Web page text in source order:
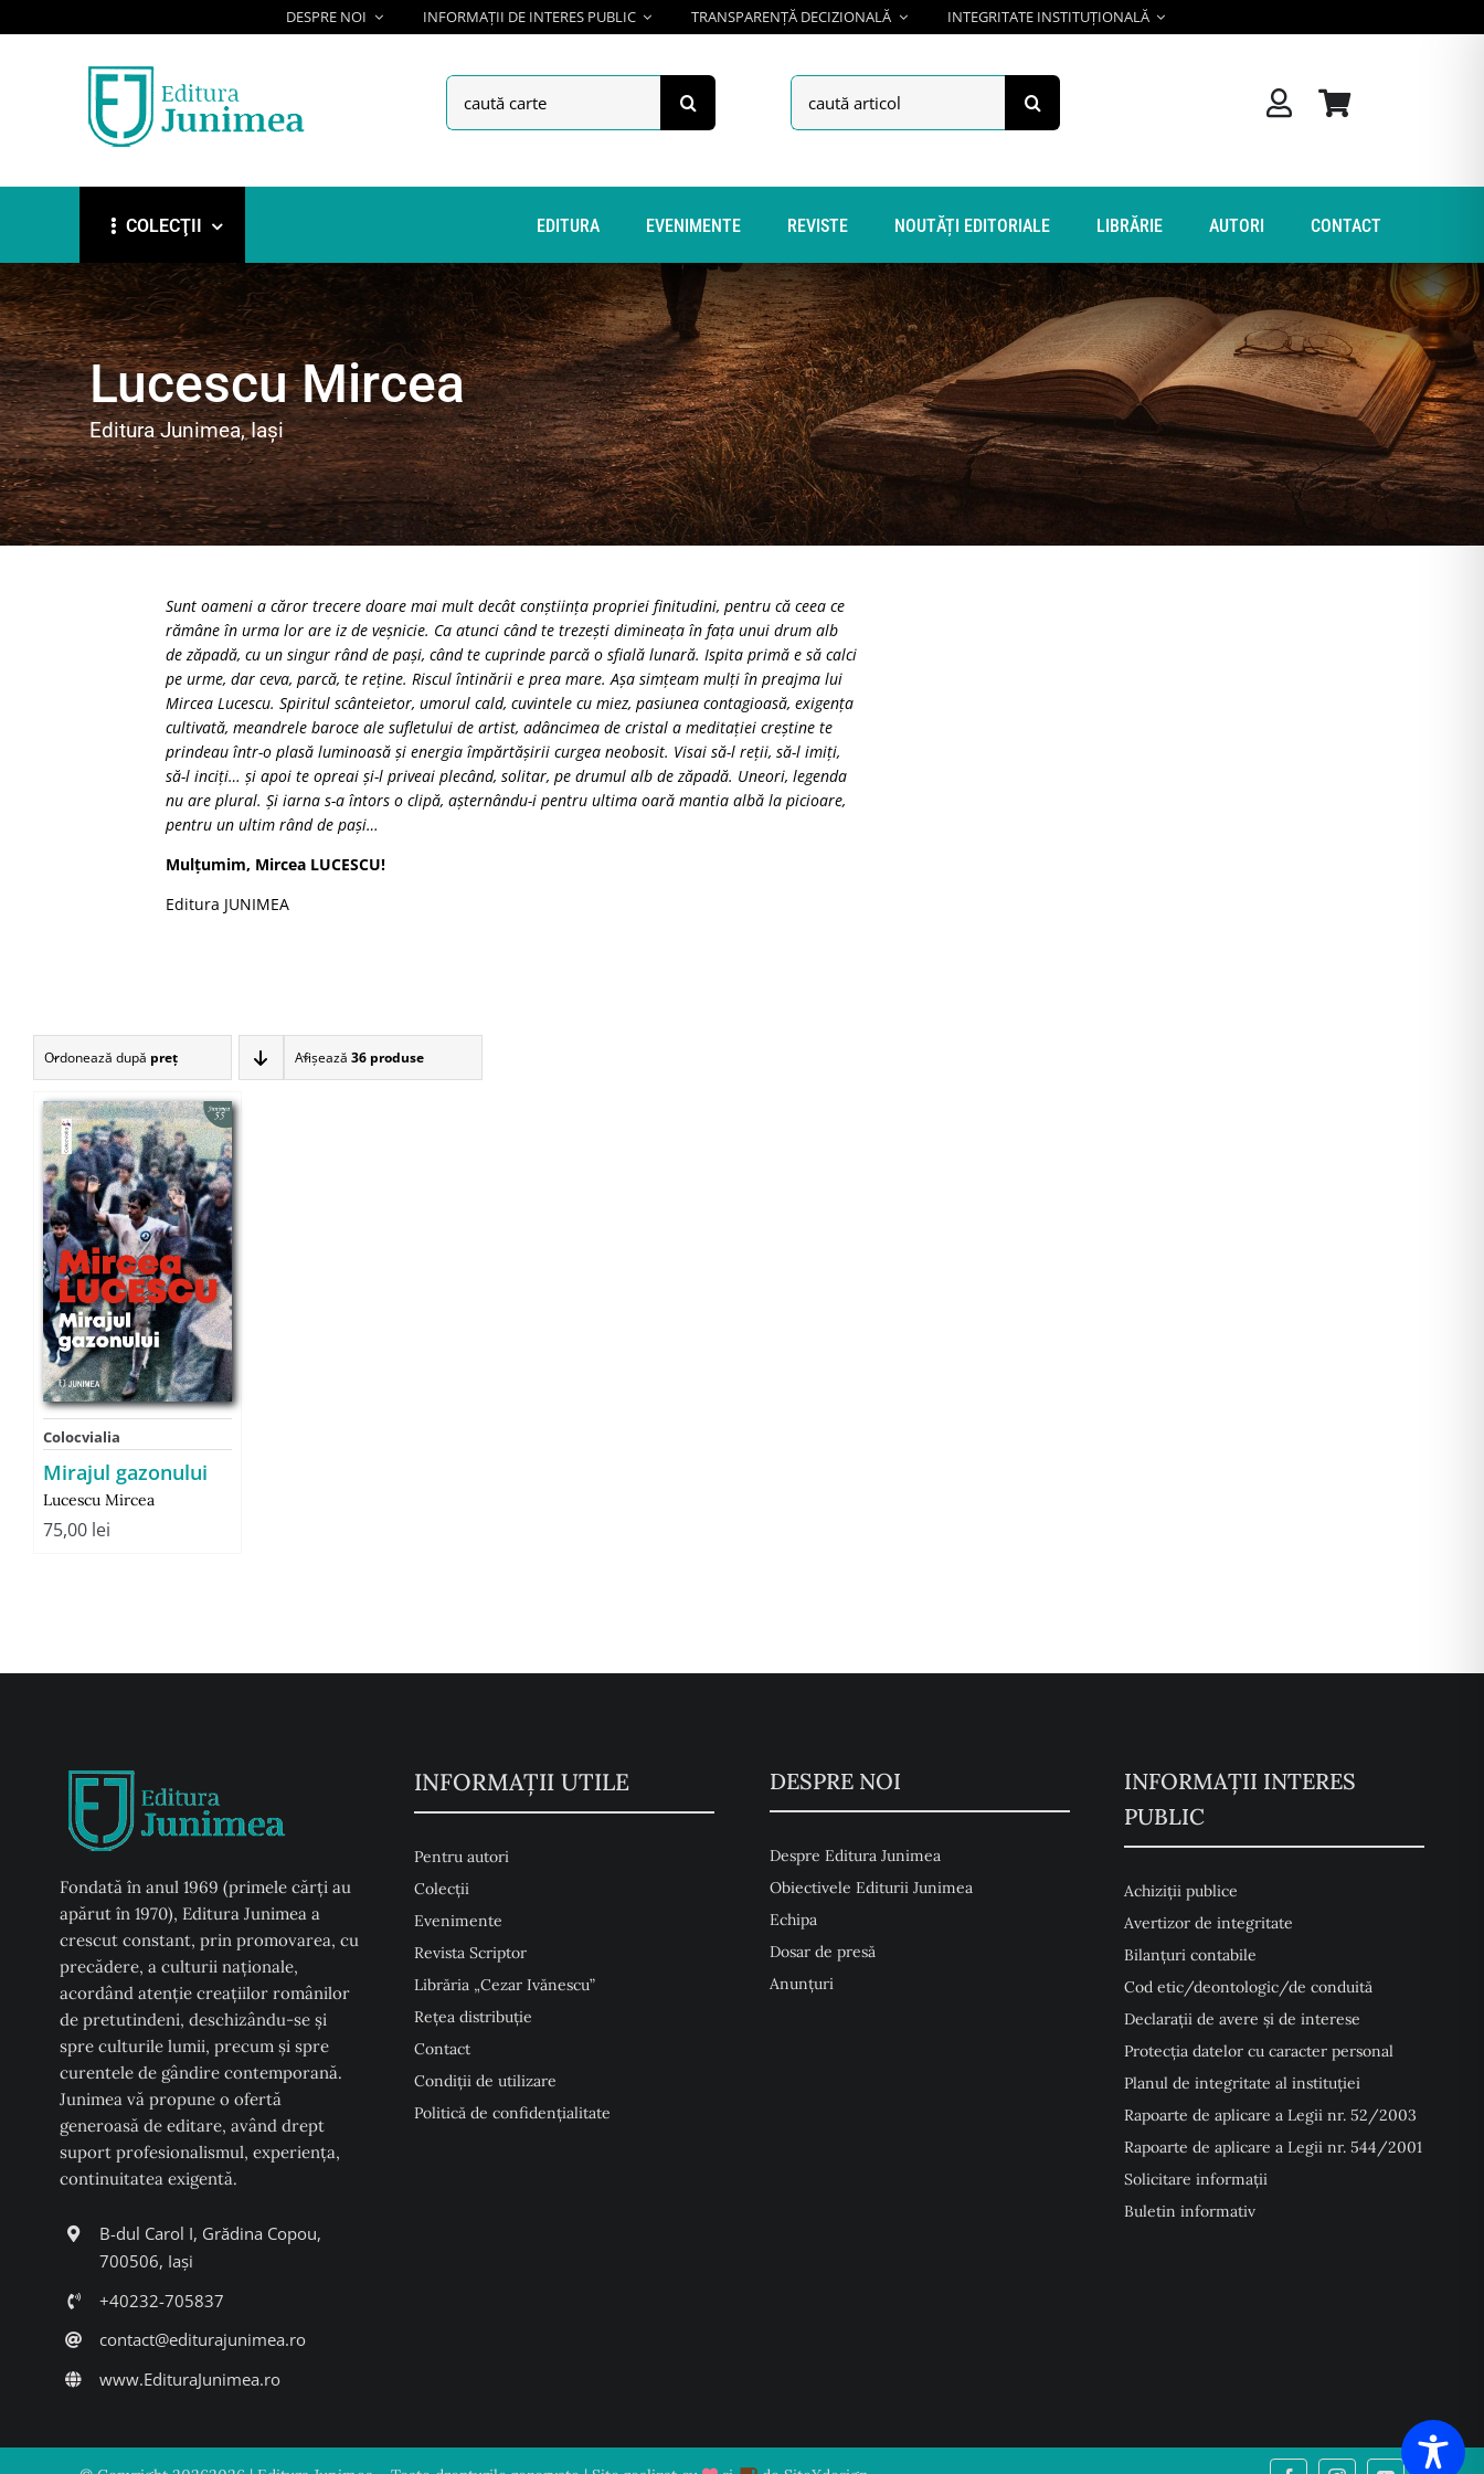
to
DESPRE NOI INFORMAȚII DE INTERES PUBLIC TRANSPARENȚĂ DECIZIONALĂ INTEGRITATE INSTITUȚIONALĂ
Search
for:
Search
for:
COLECŢII EDITURA EVENIMENTE REVISTE NOUTĂȚI EDITORIALE LIBRĂRIE AUTORI CONTACT
Lucescu Mircea
Editura Junimea, Iași
Sunt oameni a căror trecere doare mai mult decât conștiința propriei finitudini, pentru că ceea ce
rămâne în urma lor are iz de veșnicie. Ca atunci când te trezești dimineața în fața unui drum alb
de zăpadă, cu un singur rând de pași, când te cuprinde parcă o sfială lunară. Ispita primă e să calci
pe urme, dar ceva, parcă, te reține. Riscul întinării e prea mare. Așa simțeam mulți în preajma lui
Mircea Lucescu. Spiritul scânteietor, umorul cald, cuvintele cu miez, pasiunea contagioasă, exigența
cultivată, meandrele baroce ale sufletului de artist, adâncimea de cristal a meditației creștine te
prindeau într-o plasă luminoasă și energia împărtășirii curgea neobosit. Visai să-l reții, să-l imiți,
să-l inciți… și apoi te opreai și-l priveai plecând, solitar, pe drumul alb de zăpadă. Uneori, legenda
nu are plural. Și iarna s-a întors o clipă, așternându-i pentru ultima oară mantia albă la picioare,
pentru un ultim rând de pași…
Mulțumim, Mircea LUCESCU!
Editura JUNIMEA
Ordonează după preţ Afişează 36 produse
Colocvialia
Mirajul gazonului
Lucescu Mircea
75,00 lei
Fondată în anul 1969 (primele cărți au
apărut în 1970), Editura Junimea a
crescut constant, prin promovarea, cu
precădere, a culturii naţionale,
acordând atenţie creaţiilor românilor
de pretutindeni, deschizându-se şi
spre culturile lumii, precum şi spre
curentele de gândire contemporană.
Junimea vă propune o ofertă
generoasă de editare, având drept
suport profesionalismul, experiența,
continuitatea exigentă.
B-dul Carol I, Grădina Copou,
700506, Iași
+40232-705837
contact@editurajunimea.ro
www.EdituraJunimea.ro
INFORMAŢII UTILE
Pentru autori
Colecţii
Evenimente
Revista Scriptor
Librăria „Cezar Ivănescu”
Rețea distribuție
Contact
Condiţii de utilizare
Politică de confidențialitate
DESPRE NOI
Despre Editura Junimea
Obiectivele Editurii Junimea
Echipa
Dosar de presă
Anunţuri
INFORMAȚII INTERES
PUBLIC
Achiziții publice
Avertizor de integritate
Bilanțuri contabile
Cod etic/deontologic/de conduită
Declarații de avere și de interese
Protecția datelor cu caracter personal
Planul de integritate al instituției
Rapoarte de aplicare a Legii nr. 52/2003
Rapoarte de aplicare a Legii nr. 544/2001
Solicitare informații
Buletin informativ